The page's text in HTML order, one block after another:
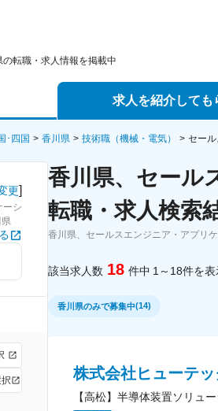
の転職・求人情報を掲載中
求人を紹介しても
エージェントサービス
スカウトサービス
パートナーエージェントサ
･四国 香川県 技術職（機械・電気） セー
更]
ーシ
香川県、セール
転職・求人検索
香川県、セールスエンジニア・アプリ
該当求人数 18 件中 1～18件を表
香川県のみで募集中(14)
株式会社ヒューテッ
【高松】半導体装置ソリュ